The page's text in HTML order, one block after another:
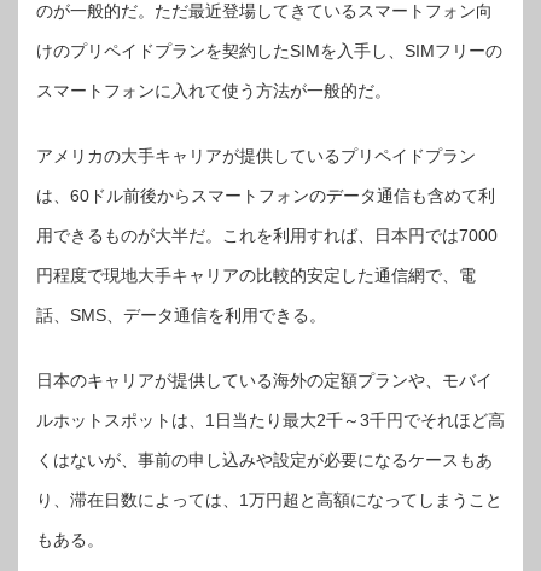
のが一般的だ。ただ最近登場してきているスマートフォン向
けのプリペイドプランを契約したSIMを入手し、SIMフリーの
スマートフォンに入れて使う方法が一般的だ。
アメリカの大手キャリアが提供しているプリペイドプラン
は、60ドル前後からスマートフォンのデータ通信も含めて利
用できるものが大半だ。これを利用すれば、日本円では7000
円程度で現地大手キャリアの比較的安定した通信網で、電
話、SMS、データ通信を利用できる。
日本のキャリアが提供している海外の定額プランや、モバイ
ルホットスポットは、1日当たり最大2千～3千円でそれほど高
くはないが、事前の申し込みや設定が必要になるケースもあ
り、滞在日数によっては、1万円超と高額になってしまうこと
もある。